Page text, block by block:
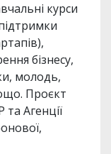
курси
бізнесу,
молодь,
Проєкт
Агенції